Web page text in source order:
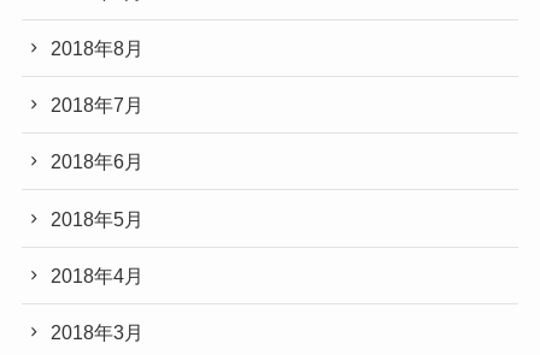
2018年8月
2018年7月
2018年6月
2018年5月
2018年4月
2018年3月